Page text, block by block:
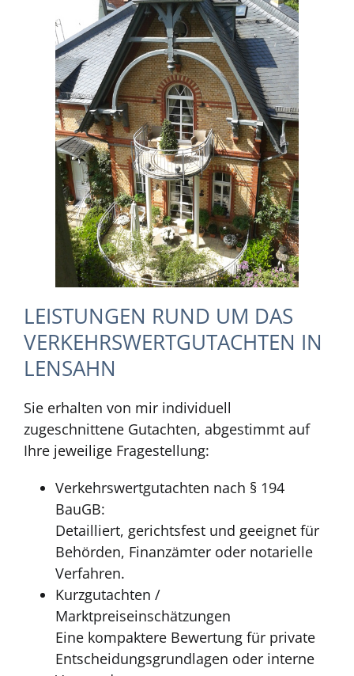
LEISTUNGEN RUND UM DAS
VERKEHRSWERTGUTACHTEN IN
LENSAHN
Sie erhalten von mir individuell
zugeschnittene Gutachten, abgestimmt auf
Ihre jeweilige Fragestellung:
Verkehrswertgutachten nach § 194
BauGB:
Detailliert, gerichtsfest und geeignet für
Behörden, Finanzämter oder notarielle
Verfahren.
Kurzgutachten /
Marktpreiseinschätzungen
Eine kompaktere Bewertung für private
Entscheidungsgrundlagen oder interne